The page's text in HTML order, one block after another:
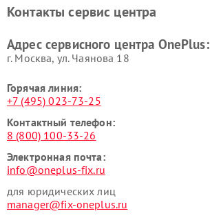
Контакты сервис центра
Адрес сервисного центра OnePlus:
г. Москва, ул. Чаянова 18
Горячая линия:
+7 (495) 023-73-25
Контактный телефон:
8 (800) 100-33-26
Электронная почта:
info@oneplus-fix.ru
для юридических лиц
manager@fix-oneplus.ru